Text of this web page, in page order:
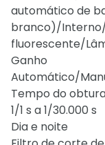
automático de
branco)/
fluorescente/
Ganho
Automático/
Tempo do
1/1 s a 1/30.000 s
Dia e noite